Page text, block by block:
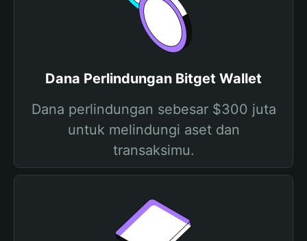
Dana Perlindungan Bitget Wallet
Dana perlindungan sebesar $300 juta
untuk melindungi aset dan
transaksimu.